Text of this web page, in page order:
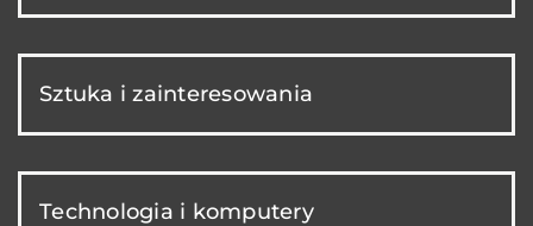
Sztuka i zainteresowania
Technologia i komputery